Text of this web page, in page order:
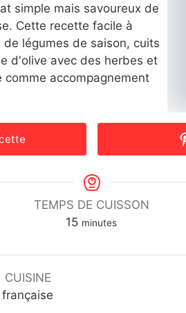
simple mais savoureux de
Cette recette facile à
légumes de saison, cuits
d'olive avec des herbes et
accompagnement
TEMPS DE CUISSON
15 minutes
CUISINE
française